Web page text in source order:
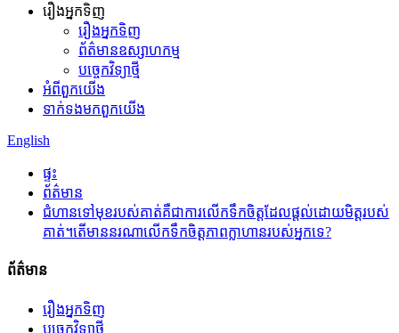
រឿងអ្នកទិញ
រឿងអ្នកទិញ
ព័ត៌មានឧស្សាហកម្ម
បច្ចេកវិទ្យា​ថ្មី
អំពី​ពួក​យើង
ទាក់ទង​មក​ពួក​យើង
English
ផ្ទះ
ព័ត៌មាន
ជំហានទៅមុខរបស់គាត់គឺជាការលើកទឹកចិត្តដែលផ្តល់ដោយមិត្តរបស់
គាត់។តើ​មាន​នរណា​លើក​ទឹក​ចិត្ត​ភាព​ក្លាហាន​របស់​អ្នក​ទេ?
ព័ត៌មាន
រឿងអ្នកទិញ
បច្ចេកវិទ្យា​ថ្មី